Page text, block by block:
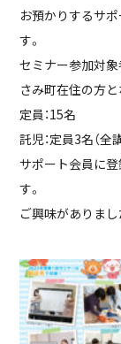
お預かりするサ
す。
セミナー参加対象
さみ町在住の方と
定員：15名
託児：定員3名（全
サポート会員に
す。
ご興味がありま